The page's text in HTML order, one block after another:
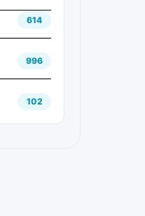
614
996
102